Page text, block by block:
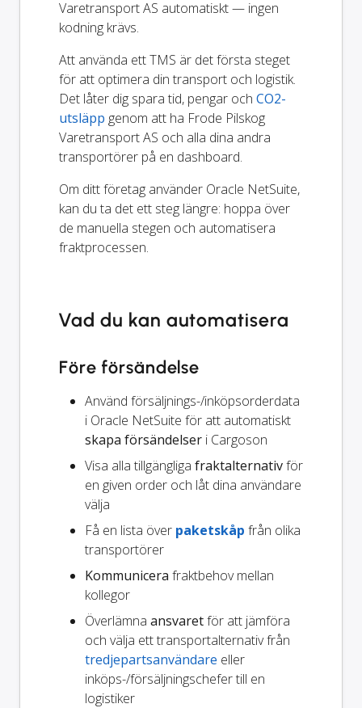
Varetransport AS automatiskt — ingen
kodning krävs.
Att använda ett TMS är det första steget
för att optimera din transport och logistik.
Det låter dig spara tid, pengar och CO2-
utsläpp genom att ha Frode Pilskog
Varetransport AS och alla dina andra
transportörer på en dashboard.
Om ditt företag använder Oracle NetSuite,
kan du ta det ett steg längre: hoppa över
de manuella stegen och automatisera
fraktprocessen.
Vad du kan automatisera
Före försändelse
Använd försäljnings-/inköpsorderdata
i Oracle NetSuite för att automatiskt
skapa försändelser i Cargoson
Visa alla tillgängliga fraktalternativför
en given order och låt dina användare
välja
Få en lista över paketskåp från olika
transportörer
Kommunicera fraktbehov mellan
kollegor
Överlämna ansvaretför att jämföra
och välja ett transportalternativ från
tredjepartsanvändare eller
inköps-/försäljningschefer till en
logistiker